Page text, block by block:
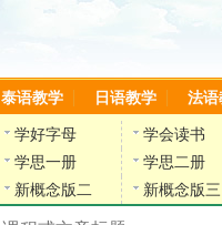
泰语教学 日语教学 法语
学好字母
学会读书
学思一册
学思二册
新概念版二 新概念版三